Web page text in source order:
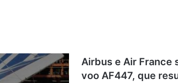
Airbus e Air France
voo AF447, que